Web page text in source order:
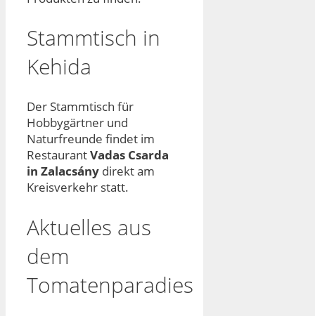
Stammtisch in
Kehida
Der Stammtisch für
Hobbygärtner und
Naturfreunde findet im
RestaurantVadas Csarda
in Zalacsány direkt am
Kreisverkehr statt.
Aktuelles aus
dem
Tomatenparadies